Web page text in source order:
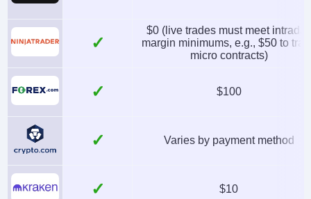
✓
$0 (live trades must meet intraday
margin minimums, e.g., $50 to
micro contracts)
✓ $100
✓ Varies by payment method
✓ $10